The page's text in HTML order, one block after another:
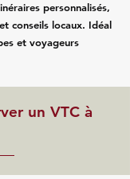
personnalisés,
conseils locaux. Idéal
et voyageurs
un VTC à